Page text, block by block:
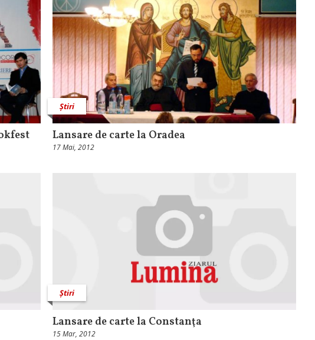
Știri
Lansare de carte la Oradea
17 Mai, 2012
Știri
Lansare de carte la Constanţa
15 Mar, 2012